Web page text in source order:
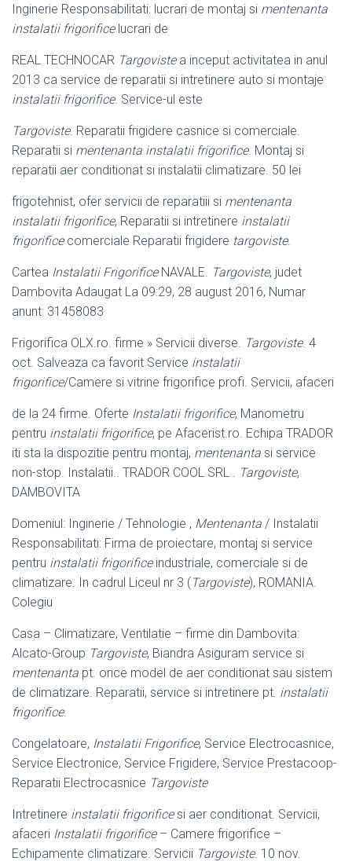
Inginerie Responsabilitati: lucrari de montaj si mentenanta
instalatii frigorificelucrari de
REAL TECHNOCAR Targovistea inceput activitatea in anul
2013 ca service de reparatii si intretinere auto si montaje
instalatii frigorifice. Service-ul este
Targoviste. Reparatii frigidere casnice si comerciale.
Reparatii si mentenanta instalatii frigorifice. Montaj si
reparatii aer conditionat si instalatii climatizare. 50 lei
frigotehnist, ofer servicii de reparatiii si mentenanta
instalatii frigorifice, Reparatii si intretinere instalatii
frigorificecomerciale Reparatii frigidere targoviste.
Cartea Instalatii FrigorificeNAVALE. Targoviste, judet
Dambovita Adaugat La 09:29, 28 august 2016, Numar
anunt: 31458083
Frigorifica OLX.ro. firme » Servicii diverse. Targoviste. 4
oct. Salveaza ca favorit Service instalatii
frigorifice/Camere si vitrine frigorifice profi. Servicii, afaceri
de la 24 firme. Oferte Instalatii frigorifice, Manometru
pentru instalatii frigorifice, pe Afacerist.ro. Echipa TRADOR
iti sta la dispozitie pentru montaj, mentenanta si service
non-stop. Instalatii.. TRADOR COOL SRL . Targoviste,
DAMBOVITA
Domeniul: Inginerie / Tehnologie , Mentenanta / Instalatii
Responsabilitati: Firma de proiectare, montaj si service
pentru instalatii frigorificeindustriale, comerciale si de
climatizare. In cadrul Liceul nr 3 (Targoviste), ROMANIA.
Colegiu
Casa – Climatizare, Ventilatie – firme din Dambovita:
Alcato-Group Targoviste, Biandra Asiguram service si
mentenanta pt. orice model de aer conditionat sau sistem
de climatizare. Reparatii, service si intretinere pt. instalatii
frigorifice.
Congelatoare, Instalatii Frigorifice, Service Electrocasnice,
Service Electronice, Service Frigidere, Service Prestacoop-
Reparatii Electrocasnice Targoviste
Intretinere instalatii frigorificesi aer conditionat. Servicii,
afaceri Instalatii frigorifice– Camere frigorifice –
Echipamente climatizare. Servicii Targoviste. 10 nov.